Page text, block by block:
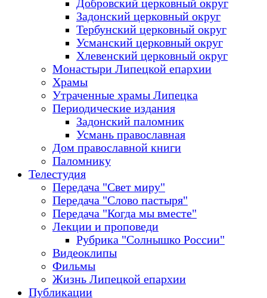
Добровский церковный округ
Задонский церковный округ
Тербунский церковный округ
Усманский церковный округ
Хлевенский церковный округ
Монастыри Липецкой епархии
Храмы
Утраченные храмы Липецка
Периодические издания
Задонский паломник
Усмань православная
Дом православной книги
Паломнику
Телестудия
Передача "Свет миру"
Передача "Слово пастыря"
Передача "Когда мы вместе"
Лекции и проповеди
Рубрика "Солнышко России"
Видеоклипы
Фильмы
Жизнь Липецкой епархии
Публикации